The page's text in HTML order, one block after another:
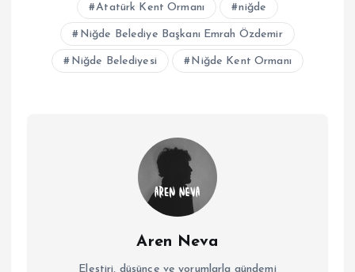
Atatürk Kent Ormanı niğde
Niğde Belediye Başkanı Emrah Özdemir
Niğde Belediyesi Niğde Kent Ormanı
Aren Neva
Eleştiri, düşünce ve yorumlarla gündemi